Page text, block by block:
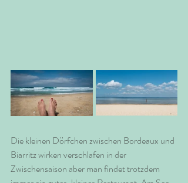
Die kleinen Dörfchen zwischen Bordeaux und
Biarritz wirken verschlafen in der
Zwischensaison aber man findet trotzdem